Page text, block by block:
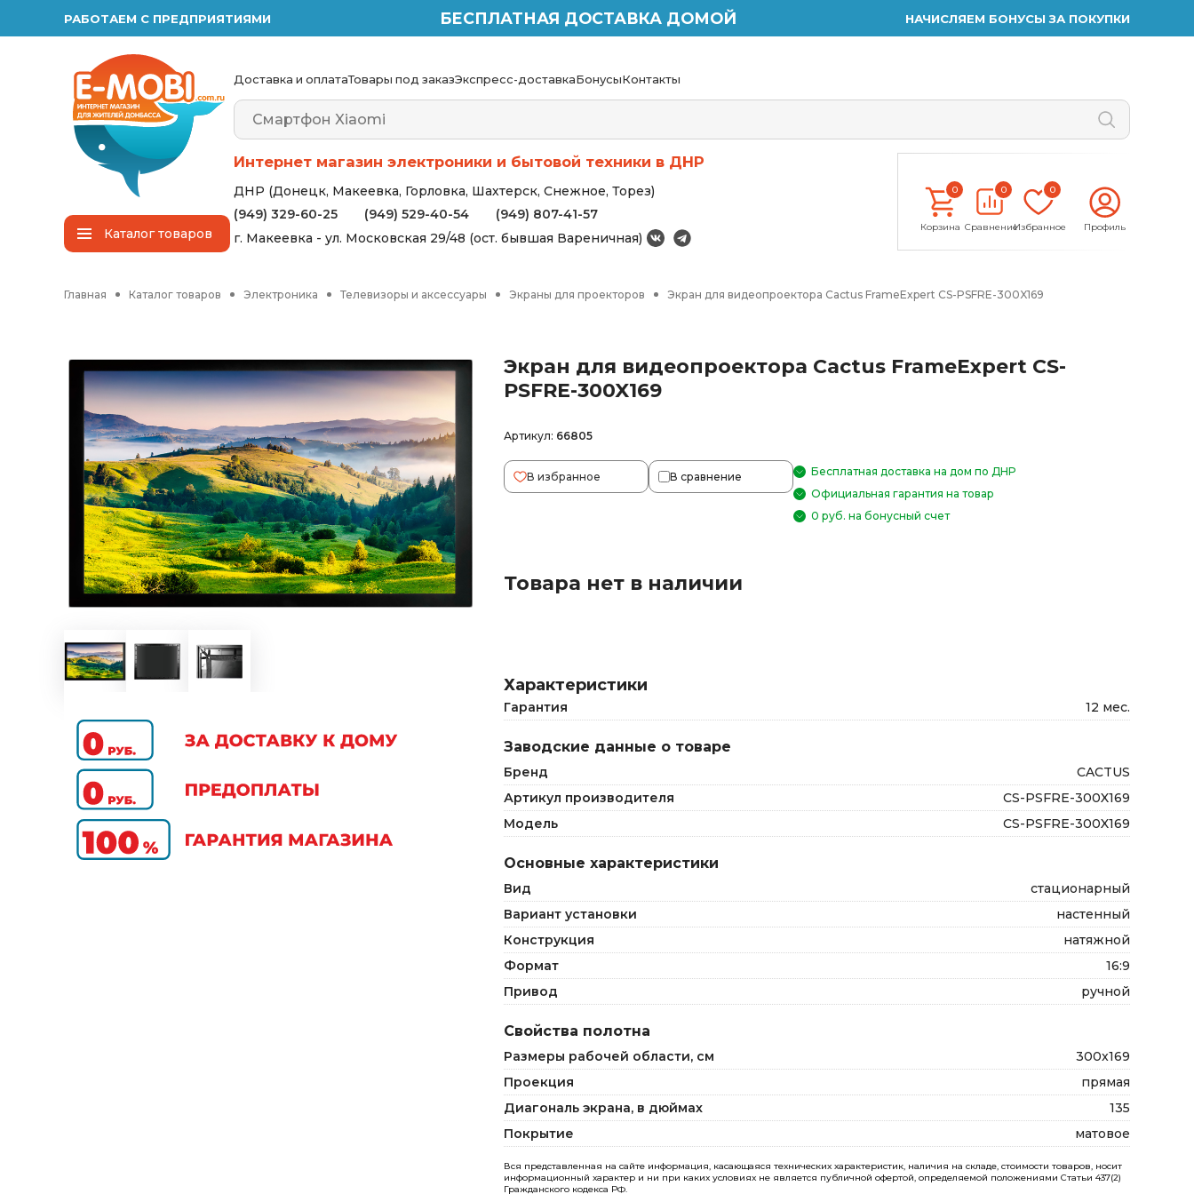
РАБОТАЕМ С ПРЕДПРИЯТИЯМИ БЕСПЛАТНАЯ ДОСТАВКА ДОМОЙ НАЧИСЛЯЕМ БОНУСЫ ЗА ПОКУПКИ
Каталогтоваров
Доставка и оплатаТовары под заказЭкспресс-доставкаБонусыКонтакты
Интернет магазин электроники и бытовой техники в ДНР
ДНР (Донецк, Макеевка, Горловка, Шахтерск, Снежное, Торез)
(949) 329-60-25
(949) 529-40-54
(949) 807-41-57
г. Макеевка - ул. Московская 29/48 (ост. бывшая Вареничная)
0
Корзина
0
Сравнение
0
Избранное Профиль
Главная Каталог товаров Электроника Телевизоры и аксессуары Экраны для проекторов Экран для видеопроектора Cactus FrameExpert CS-PSFRE-300X169
Экран для видеопроектора Cactus FrameExpert CS-
PSFRE-300X169
Артикул: 66805
В избранное В сравнение
Бесплатная доставка на дом по ДНР
Официальная гарантия на товар
0 руб. на бонусный счет
Товара нет в наличии
Характеристики
Гарантия 12 мес.
Заводские данные о товаре
Бренд
CACTUS
Артикул производителя
CS-PSFRE-300X169
Модель
CS-PSFRE-300X169
Основные характеристики
Вид
стационарный
Вариант установки
настенный
Конструкция
натяжной
Формат
16:9
Привод
ручной
Свойства полотна
Размеры рабочей области, см
300x169
Проекция
прямая
Диагональ экрана, в дюймах
135
Покрытие
матовое
Вся представленная на сайте информация, касающаяся технических характеристик, наличия на складе, стоимости товаров, носит
информационный характер и ни при каких условиях не является публичной офертой, определяемой положениями Статьи 437(2)
Гражданского кодекса РФ.